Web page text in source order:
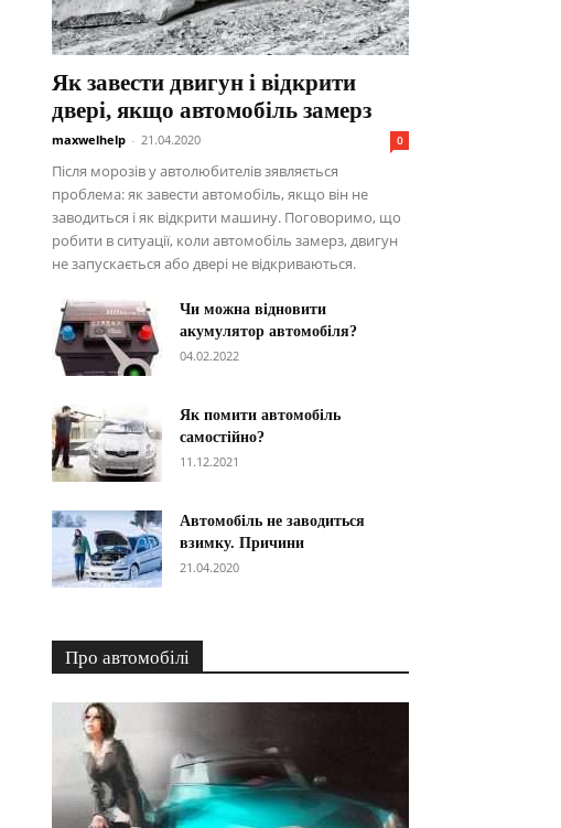
Як завести двигун і відкрити
двері, якщо автомобіль замерз
maxwelhelp - 21.04.2020 0
Після морозів у автолюбителів зявляється
проблема: як завести автомобіль, якщо він не
заводиться і як відкрити машину. Поговоримо, що
робити в ситуації, коли автомобіль замерз, двигун
не запускається або двері не відкриваються.
Чи можна відновити
акумулятор автомобіля?
04.02.2022
Як помити автомобіль
самостійно?
11.12.2021
Автомобіль не заводиться
взимку. Причини
21.04.2020
Про автомобілі